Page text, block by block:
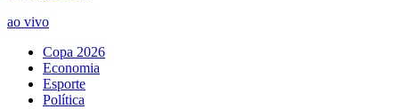
ao vivo
Copa 2026
Economia
Esporte
Política